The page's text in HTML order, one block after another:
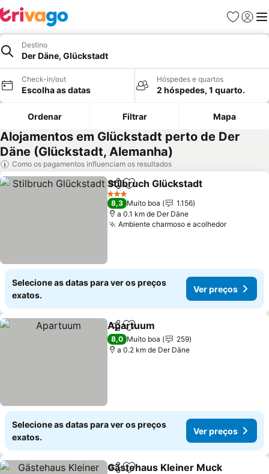
Favoritos
Iniciar
Destino
Der Däne, Glückstadt
Check-in/out
Escolha as datas
Hóspedes e quartos
2 hóspedes, 1 quarto.
Ordenar Filtrar Mapa
Alojamentos em Glückstadt perto de Der
Däne (Glückstadt, Alemanha)
Como os pagamentos influenciam os resultados
PartilharAdicionar aos favoritos
Stilbruch Glückstadt
3 Estrelas
8,3 Muito boa
1.156
a 0.1 km de Der Däne
Ambiente charmoso e acolhedor
Selecione as datas para ver os preços
exatos.
Ver preços
PartilharAdicionar aos favoritos
Apartuum
8,0 Muito boa
259
a 0.2 km de Der Däne
Selecione as datas para ver os preços
exatos.
Ver preços
Gästehaus Kleiner Muck